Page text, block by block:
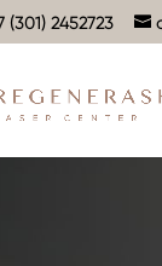
(301) 2452723